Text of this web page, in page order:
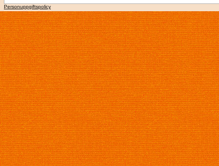
Personuppgiftspolicy